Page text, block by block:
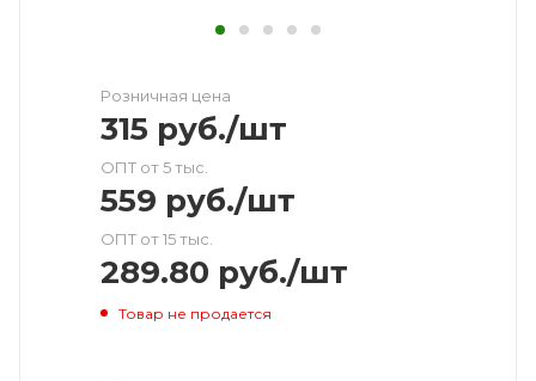
Розничная цена
315 руб./шт
ОПТ от 5 тыс.
559 руб./шт
ОПТ от 15 тыс.
289.80 руб./шт
Товар не продается